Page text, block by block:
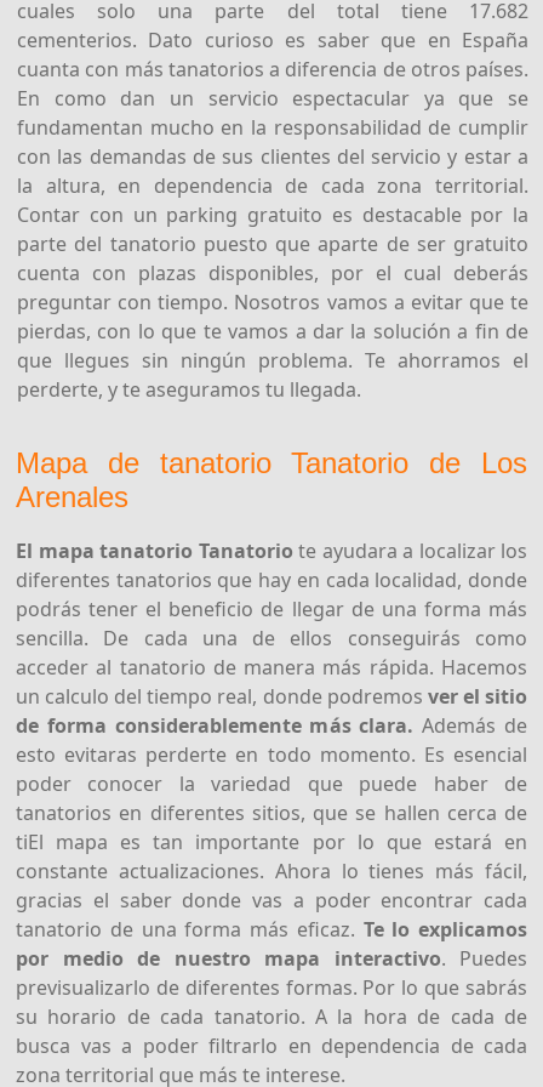
cuales solo una parte del total tiene 17.682
cementerios. Dato curioso es saber que en España
cuanta con más tanatorios a diferencia de otros países.
En como dan un servicio espectacular ya que se
fundamentan mucho en la responsabilidad de cumplir
con las demandas de sus clientes del servicio y estar a
la altura, en dependencia de cada zona territorial.
Contar con un parking gratuito es destacable por la
parte del tanatorio puesto que aparte de ser gratuito
cuenta con plazas disponibles, por el cual deberás
preguntar con tiempo. Nosotros vamos a evitar que te
pierdas, con lo que te vamos a dar la solución a fin de
que llegues sin ningún problema. Te ahorramos el
perderte, y te aseguramos tu llegada.
Mapa de tanatorio Tanatorio de Los
Arenales
El mapa tanatorio Tanatorio te ayudara a localizar los
diferentes tanatorios que hay en cada localidad, donde
podrás tener el beneficio de llegar de una forma más
sencilla. De cada una de ellos conseguirás como
acceder al tanatorio de manera más rápida. Hacemos
un calculo del tiempo real, donde podremos ver el sitio
de forma considerablemente más clara.Además de
esto evitaras perderte en todo momento. Es esencial
poder conocer la variedad que puede haber de
tanatorios en diferentes sitios, que se hallen cerca de
tiEl mapa es tan importante por lo que estará en
constante actualizaciones. Ahora lo tienes más fácil,
gracias el saber donde vas a poder encontrar cada
tanatorio de una forma más eficaz. Te lo explicamos
por medio de nuestro mapa interactivo. Puedes
previsualizarlo de diferentes formas. Por lo que sabrás
su horario de cada tanatorio. A la hora de cada de
busca vas a poder filtrarlo en dependencia de cada
zona territorial que más te interese.